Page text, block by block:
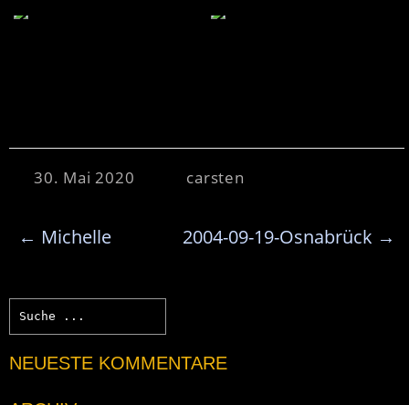
30. Mai 2020 carsten
← Michelle 2004-09-19-Osnabrück →
NEUESTE KOMMENTARE